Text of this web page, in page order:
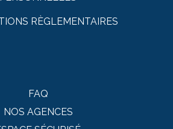
RÈGLEMENTAIRES
FAQ
NOS AGENCES